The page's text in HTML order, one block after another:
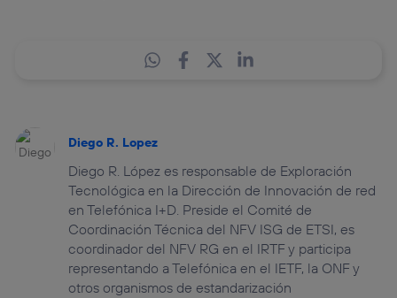
Diego R. Lopez
Diego R. López es responsable de Exploración
Tecnológica en la Dirección de Innovación de red
en Telefónica I+D. Preside el Comité de
Coordinación Técnica del NFV ISG de ETSI, es
coordinador del NFV RG en el IRTF y participa
representando a Telefónica en el IETF, la ONF y
otros organismos de estandarización